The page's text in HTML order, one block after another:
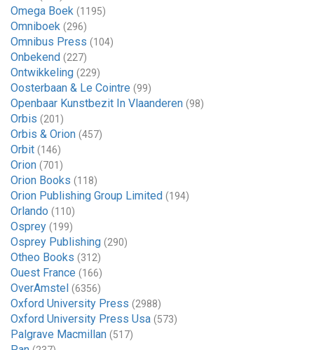
Omega Boek (1195)
Omniboek (296)
Omnibus Press (104)
Onbekend (227)
Ontwikkeling (229)
Oosterbaan & Le Cointre (99)
Openbaar Kunstbezit In Vlaanderen (98)
Orbis (201)
Orbis & Orion (457)
Orbit (146)
Orion (701)
Orion Books (118)
Orion Publishing Group Limited (194)
Orlando (110)
Osprey (199)
Osprey Publishing (290)
Otheo Books (312)
Ouest France (166)
OverAmstel (6356)
Oxford University Press (2988)
Oxford University Press Usa (573)
Palgrave Macmillan (517)